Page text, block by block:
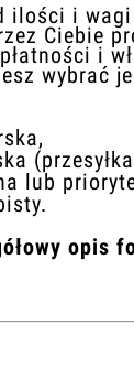
ilości i wagi
Ciebie
i
wybrać
(przesyłka
lub
opis